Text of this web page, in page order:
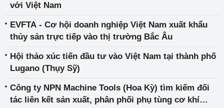
với Việt Nam
EVFTA - Cơ hội doanh nghiệp Việt Nam xuất khẩu
thủy sản trực tiếp vào thị trường Bắc Âu
Hội thảo xúc tiến đầu tư vào Việt Nam tại thành phố
Lugano (Thụy Sỹ)
Công ty NPN Machine Tools (Hoa Kỳ) tìm kiếm đối
tác liên kết sản xuất, phân phối phụ tùng cơ khí